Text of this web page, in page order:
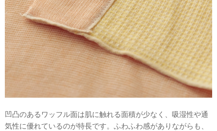
凹凸のあるワッフル面は肌に触れる面積が少なく、吸湿性や通
気性に優れているのが特長です。ふわふわ感がありながらも、